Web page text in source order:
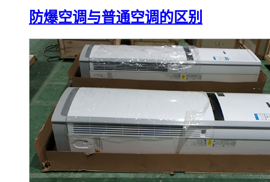
防爆空调与普通空调的区别